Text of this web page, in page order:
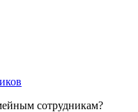
сотрудникам?